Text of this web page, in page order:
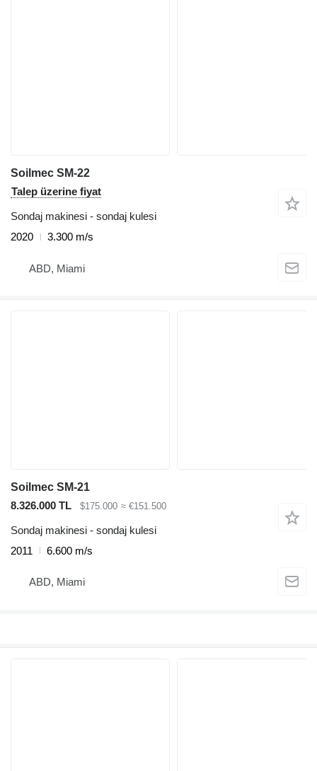
Soilmec SM-22
Talep üzerine fiyat
Sondaj makinesi - sondaj kulesi
2020
3.300 m/s
ABD, Miami
Soilmec SM-21
8.326.000 TL
$175.000 ≈ €151.500
Sondaj makinesi - sondaj kulesi
2011
6.600 m/s
ABD, Miami